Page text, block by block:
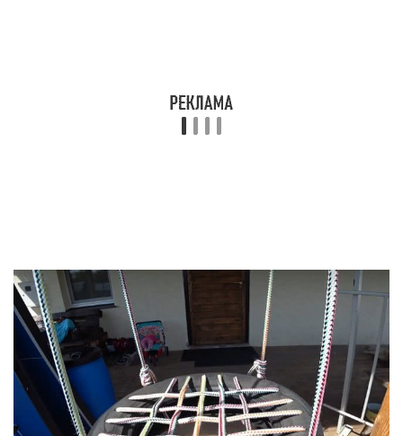
Как изготовить для улицы?
Если интересует, как сделать для детей уличные
качели, тогда вначале следует выбрать место,
материал и конструкцию. После того как вы
подготовили чертеж, рассчитайте количество
необходимых материалов и инструментов. Ниже